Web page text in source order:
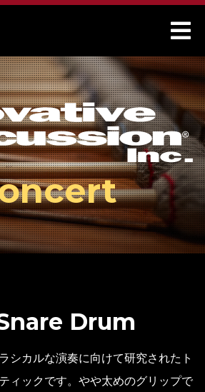
Drum
シカルな演奏に向けて研究されたト
ィックです。やや太めのグリップで